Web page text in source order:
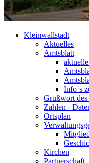
Kleinwallstadt
Aktuelles
Amtsblatt
Info´s
Grußwort des
Zahlen -
Ortsplan
Kirchen
Partnerschaft